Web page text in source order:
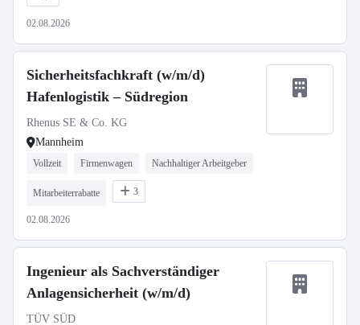
02.08.2026
Sicherheitsfachkraft (w/m/d)
Hafenlogistik – Südregion
Rhenus SE & Co. KG
Mannheim
Vollzeit Firmenwagen Nachhaltiger Arbeitgeber
Mitarbeiterrabatte 3
02.08.2026
Ingenieur als Sachverständiger
Anlagensicherheit (w/m/d)
TÜV SÜD